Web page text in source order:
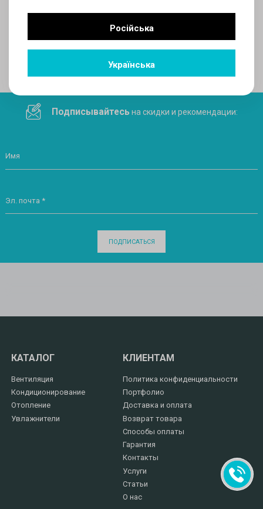
Російська
Українська
AUX
Подписывайтесьна скидки и рекомендации:
Имя
Эл. почта *
ПОДПИСАТЬСЯ
КАТАЛОГ
Вентиляция
Кондиционирование
Отопление
Увлажнители
КЛИЕНТАМ
Политика конфиденциальности
Портфолио
Доставка и оплата
Возврат товара
Способы оплаты
Гарантия
Контакты
Услуги
Статьи
О нас